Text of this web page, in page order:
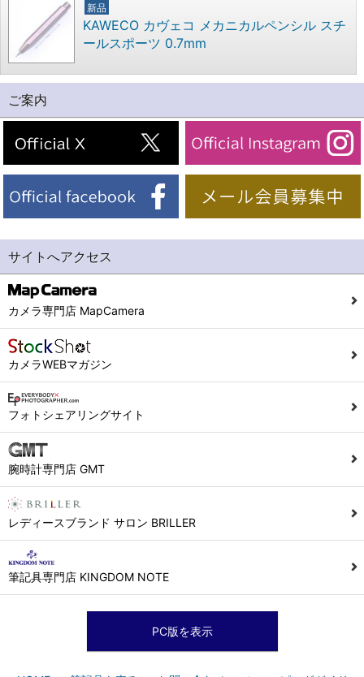
新品
KAWECO カヴェコ メカニカルペンシル スチ
ールスポーツ 0.7mm
ご案内
サイトへアクセス
カメラ専門店 MapCamera
カメラWEBマガジン
フォトシェアリングサイト
腕時計専門店 GMT
レディースブランド サロン BRILLER
筆記具専門店 KINGDOM NOTE
PC版を表示